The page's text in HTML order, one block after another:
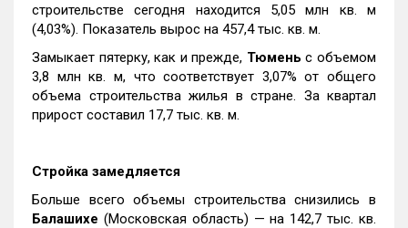
строительстве сегодня находится 5,05 млн кв. м
(4,03%). Показатель вырос на 457,4 тыс. кв. м.
Замыкает пятерку, как и прежде, Тюмень с объемом
3,8 млн кв. м, что соответствует 3,07% от общего
объема строительства жилья в стране. За квартал
прирост составил 17,7 тыс. кв. м.
Стройка замедляется
Больше всего объемы строительства снизились в
Балашихе (Московская область) — на 142,7 тыс. кв.